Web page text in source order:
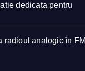
dedicata pentru
radioul analogic în FM